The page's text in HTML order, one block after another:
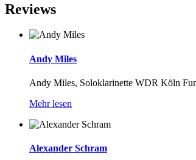
Reviews
Andy Miles
Andy Miles, Soloklarinette WDR Köln
Mehr lesen
Alexander Schram